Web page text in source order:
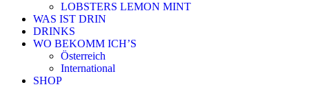
LOBSTERS LEMON MINT
WAS IST DRIN
DRINKS
WO BEKOMM ICH’S
Österreich
International
SHOP